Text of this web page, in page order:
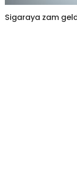
Sigaraya zam